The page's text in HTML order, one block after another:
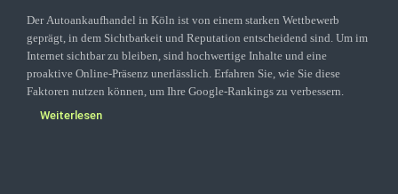
Der Autoankaufhandel in Köln ist von einem starken Wettbewerb
geprägt, in dem Sichtbarkeit und Reputation entscheidend sind. Um im
Internet sichtbar zu bleiben, sind hochwertige Inhalte und eine
proaktive Online-Präsenz unerlässlich. Erfahren Sie, wie Sie diese
Faktoren nutzen können, um Ihre Google-Rankings zu verbessern.
Weiterlesen